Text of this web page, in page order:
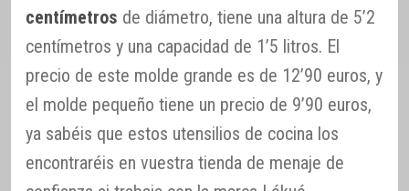
centímetros de diámetro, tiene una altura de 5’2
centímetros y una capacidad de 1’5 litros. El
precio de este molde grande es de 12’90 euros, y
el molde pequeño tiene un precio de 9’90 euros,
ya sabéis que estos utensilios de cocina los
encontraréis en vuestra tienda de menaje de